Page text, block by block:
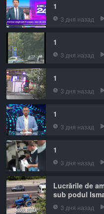
1
3 дня назад
1
3 дня назад
1
3 дня назад
1
3 дня назад
1
3 дня назад
Lucrările de
sub podul
3 дня назад